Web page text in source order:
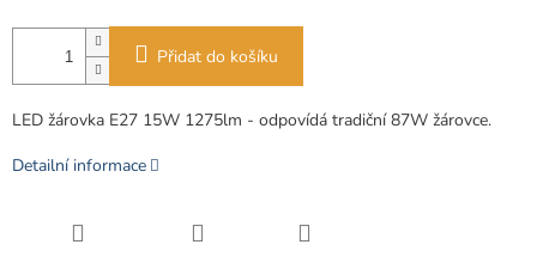
Přidat do košíku
LED žárovka E27 15W 1275lm - odpovídá tradiční 87W žárovce.
Detailní informace